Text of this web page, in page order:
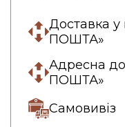
Доставка
ПОШТА»
Адресна
ПОШТА»
Самовивіз